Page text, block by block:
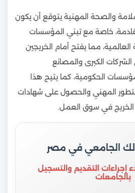
والصحة المهنية يتوقع أن يكون
خاصة مع تبني المؤسسات
العالمية، مما يفتح أمام الخريجين
الكبرى والمصانع
الحكومية، كما يتيح هذا
المهني والحصول على شهادات
الخريج في سوق العمل.
الجامعي في مصر
إجراءات التقديم والتسجيل
بالجامعات